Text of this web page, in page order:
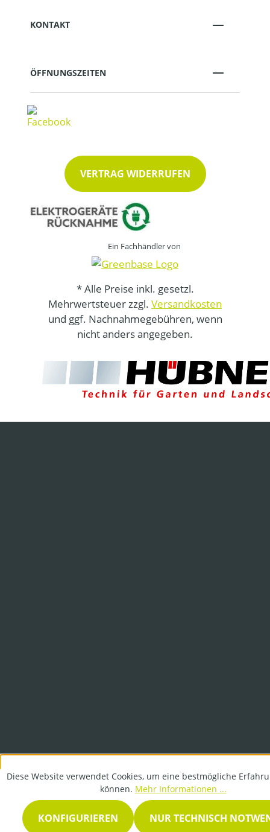
KONTAKT
ÖFFNUNGSZEITEN
VERTRAG WIDERRUFEN
Ein Fachhändler von
* Alle Preise inkl. gesetzl.
Mehrwertsteuer zzgl. Versandkosten
und ggf. Nachnahmegebühren, wenn
nicht anders angegeben.
Diese Website verwendet Cookies, um eine bestmögliche
können. Mehr Informationen ...
NUR TECHNISCH
KONFIGURIEREN